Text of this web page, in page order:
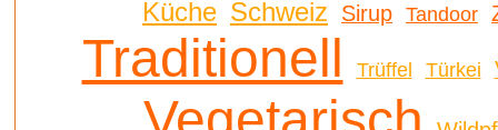
Küche Schweiz Sirup Tandoor
Traditionell Trüffel Türkei